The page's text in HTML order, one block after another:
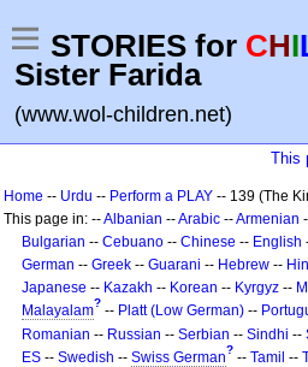
STORIES for CHI
Sister Farida
(www.wol-children.net)
This
Home -- Urdu -- Perform a PLAY -- 139 (The
This page in: --Albanian --Arabic --Armenian
Bulgarian -- Cebuano -- Chinese -- English
German -- Greek -- Guarani -- Hebrew --
Japanese -- Kazakh -- Korean -- Kyrgyz --
Malayalam? -- Platt (Low German) --
Romanian -- Russian -- Serbian -- Sindhi --
ES -- Swedish -- Swiss German? -- Tamil --